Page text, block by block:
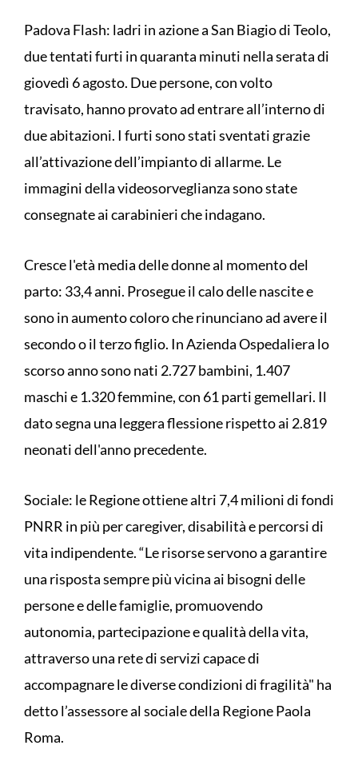
Padova Flash: ladri in azione a San Biagio di Teolo,
due tentati furti in quaranta minuti nella serata di
giovedì 6 agosto. Due persone, con volto
travisato, hanno provato ad entrare all’interno di
due abitazioni. I furti sono stati sventati grazie
all’attivazione dell’impianto di allarme. Le
immagini della videosorveglianza sono state
consegnate ai carabinieri che indagano.
Cresce l'età media delle donne al momento del
parto: 33,4 anni. Prosegue il calo delle nascite e
sono in aumento coloro che rinunciano ad avere il
secondo o il terzo figlio. In Azienda Ospedaliera lo
scorso anno sono nati 2.727 bambini, 1.407
maschi e 1.320 femmine, con 61 parti gemellari. Il
dato segna una leggera flessione rispetto ai 2.819
neonati dell'anno precedente.
Sociale: le Regione ottiene altri 7,4 milioni di fondi
PNRR in più per caregiver, disabilità e percorsi di
vita indipendente. “Le risorse servono a garantire
una risposta sempre più vicina ai bisogni delle
persone e delle famiglie, promuovendo
autonomia, partecipazione e qualità della vita,
attraverso una rete di servizi capace di
accompagnare le diverse condizioni di fragilità" ha
detto l’assessore al sociale della Regione Paola
Roma.